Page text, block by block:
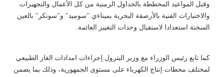
وقبل المواعيد المخططة بالجداول الزمنية من كل الأعمال والتجهيزات
والاختبارات الفنية بالأرصفة البحرية بميناءي "سوميد" و"سونكر" بالعين
السخنة استعدادا لاستقبال وحدات التغييز العائمة.
كما تابع رئيس الوزراء مع وزير البترول إجراءات امدادات الغاز الطبيعي
لمختلف محطات إنتاج الكهرباء على مستوى الجمهورية، وذلك بما يضمن